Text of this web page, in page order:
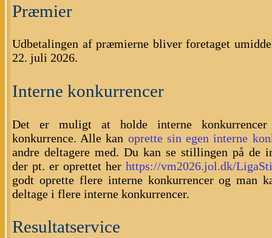
Præmier
Udbetalingen af præmierne bliver foretaget
22. juli 2026.
Interne konkurrencer
Det er muligt at holde interne
konkurrence. Alle kan oprette sin egen interne
andre deltagere med. Du kan se stillingen på de
der pt. er oprettet her https://vm2026.jol.dk/
godt oprette flere interne konkurrencer og man
deltage i flere interne konkurrencer.
Resultatservice